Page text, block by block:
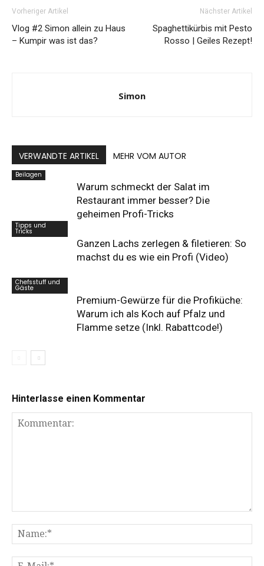
Vorheriger Artikel
Vlog #2 Simon allein zu Haus
– Kumpir was ist das?
Nächster Artikel
Spaghettikürbis mit Pesto
Rosso | Geiles Rezept!
Simon
VERWANDTE ARTIKEL MEHR VOM AUTOR
Beilagen
Warum schmeckt der Salat im
Restaurant immer besser? Die
geheimen Profi-Tricks
Tipps und
Tricks
Ganzen Lachs zerlegen & filetieren: So
machst du es wie ein Profi (Video)
Chefsstuff und
Gäste
Premium-Gewürze für die Profiküche:
Warum ich als Koch auf Pfalz und
Flamme setze (Inkl. Rabattcode!)
Hinterlasse einen Kommentar